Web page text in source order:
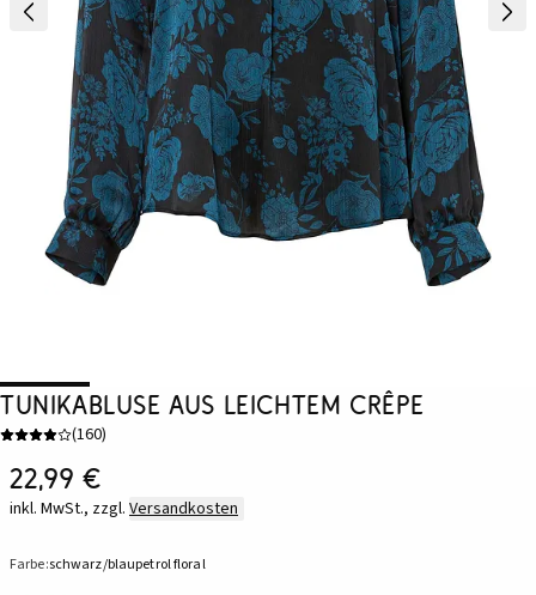
Tunikabluse aus leichtem Crêpe
(160)
22,99 €
inkl. MwSt., zzgl. Versandkosten
Farbe:schwarz/blaupetrol floral